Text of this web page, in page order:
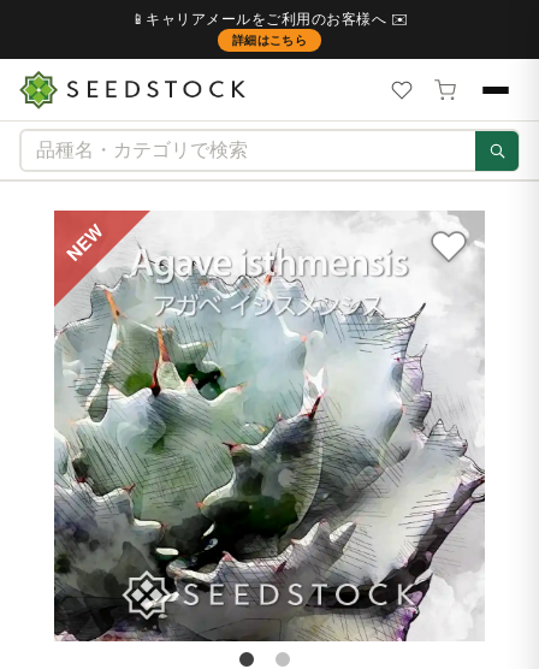
📱キャリアメールをご利用のお客様へ ✉️
詳細はこちら
NEW